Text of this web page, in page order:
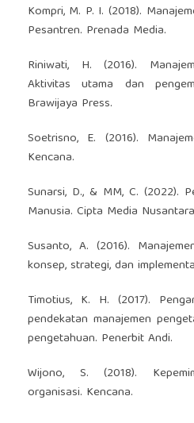
Kompri, M. P. I. (2018).
Pesantren. Prenada Media.
Riniwati, H. (2016).
Aktivitas utama dan
Brawijaya Press.
Soetrisno, E. (2016).
Kencana.
Sunarsi, D., & MM, C. (2022).
Manusia. Cipta Media
Susanto, A. (2016).
konsep, strategi, dan
Timotius, K. H. (2017).
pendekatan manajemen
pengetahuan. Penerbit Andi.
Wijono, S. (2018).
organisasi. Kencana.